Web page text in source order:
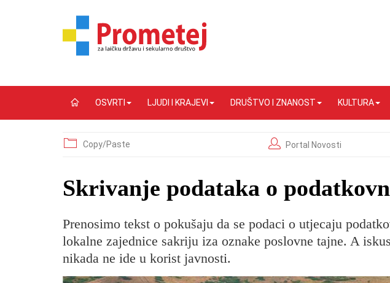
OSVRTI LJUDI I KRAJEVI DRUŠTVO I ZNANOST KULTURA
Copy/Paste Portal Novosti
Skrivanje podataka o
Prenosimo tekst o pokušaju da se podaci o utjecaju
lokalne zajednice sakriju iza oznake poslovne tajne. A
nikada ne ide u korist javnosti.